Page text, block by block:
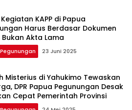
KAPP di Papua
Harus Berdasar Dokumen
Bukan Akta Lama
23 Juni 2025
Misterius di Yahukimo Tewaskan
DPR Papua Pegunungan Desak
Cepat Pemerintah Provinsi